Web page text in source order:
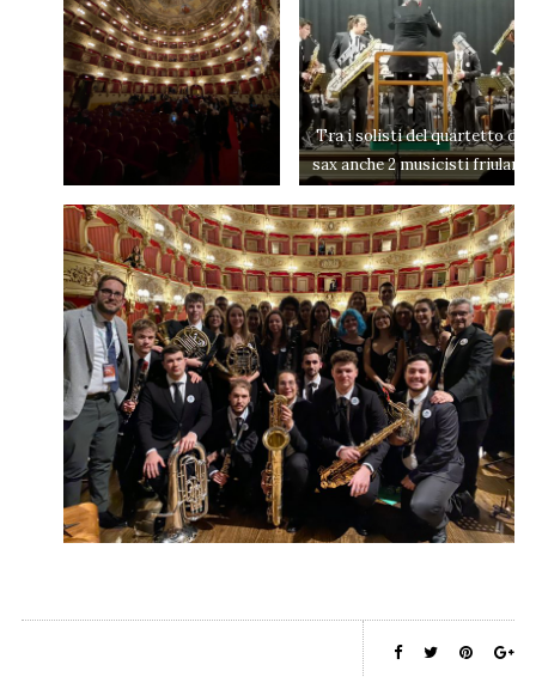
Tra i solisti del quartetto di
sax anche 2 musicisti friulani